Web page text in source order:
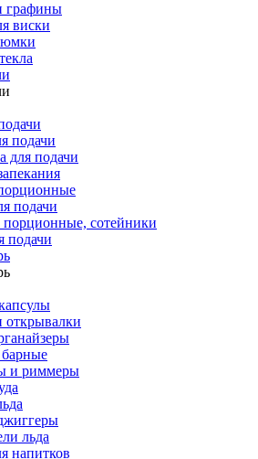
графины
виски
подачи
для подачи
подачи
сотейники
подачи
и риммеры
льда
напитков